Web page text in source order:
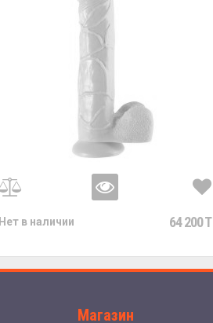
Нет в наличии 64 200 T
Магазин